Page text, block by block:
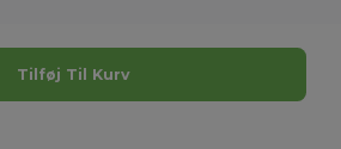
Tilføj Til Kurv